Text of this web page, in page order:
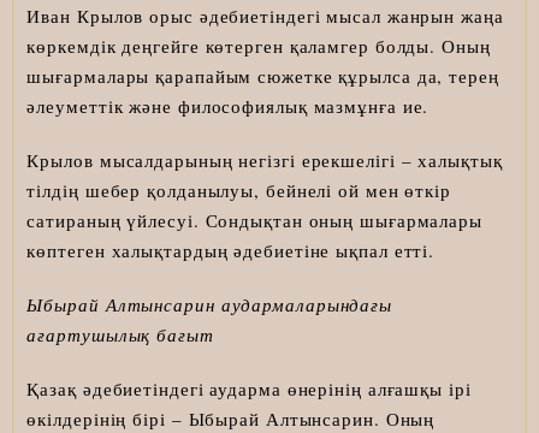
Иван Крылов орыс әдебиетіндегі мысал жанрын жаңа
көркемдік деңгейге көтерген қаламгер болды. Оның
шығармалары қарапайым сюжетке құрылса да, терең
әлеуметтік және философиялық мазмұнға ие.
Крылов мысалдарының негізгі ерекшелігі – халықтық
тілдің шебер қолданылуы, бейнелі ой мен өткір
сатираның үйлесуі. Сондықтан оның шығармалары
көптеген халықтардың әдебиетіне ықпал етті.
Ыбырай Алтынсарин аудармаларындағы
ағартушылық бағыт
Қазақ әдебиетіндегі аударма өнерінің алғашқы ірі
өкілдерінің бірі – Ыбырай Алтынсарин. Оның